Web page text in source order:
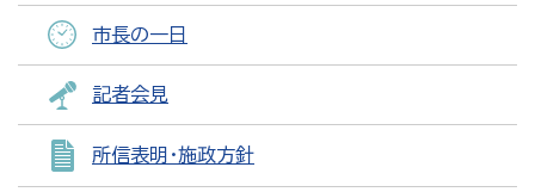
市長の一日
記者会見
所信表明・施政方針